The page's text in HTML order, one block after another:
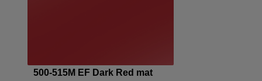
500-515M EF Dark Red mat